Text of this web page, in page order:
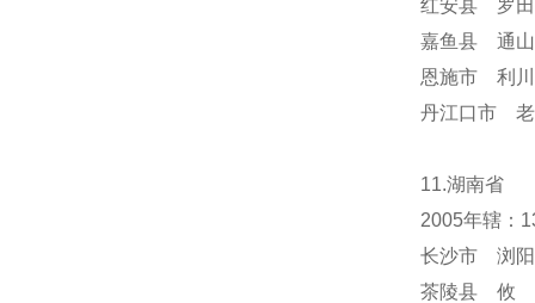
红安县 罗
嘉鱼县 通
恩施市 利
丹江口市
11.湖南省
2005年辖：
长沙市 浏
茶陵县 攸